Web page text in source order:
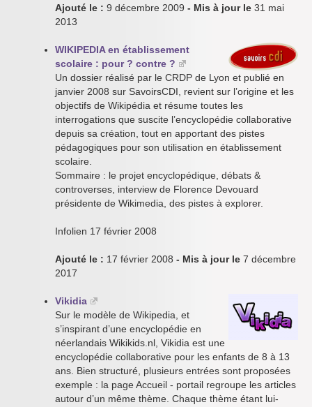
Ajouté le : 9 décembre 2009 - Mis à jour le 31 mai
2013
WIKIPEDIA en établissement
scolaire : pour ? contre ?
Un dossier réalisé par le CRDP de Lyon et publié en
janvier 2008 sur SavoirsCDI, revient sur l’origine et les
objectifs de Wikipédia et résume toutes les
interrogations que suscite l’encyclopédie collaborative
depuis sa création, tout en apportant des pistes
pédagogiques pour son utilisation en établissement
scolaire.
Sommaire : le projet encyclopédique, débats &
controverses, interview de Florence Devouard
présidente de Wikimedia, des pistes à explorer.
Infolien 17 février 2008
Ajouté le : 17 février 2008 - Mis à jour le 7 décembre
2017
Vikidia
Sur le modèle de Wikipedia, et
s’inspirant d’une encyclopédie en
néerlandais Wikikids.nl, Vikidia est une
encyclopédie collaborative pour les enfants de 8 à 13
ans. Bien structuré, plusieurs entrées sont proposées
exemple : la page Accueil - portail regroupe les articles
autour d’un même thème. Chaque thème étant lui-